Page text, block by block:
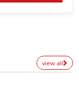
view all